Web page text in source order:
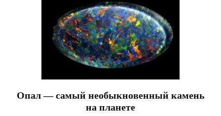
Опал — самый необыкновенный камень
на планете